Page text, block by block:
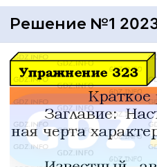
Решение №1